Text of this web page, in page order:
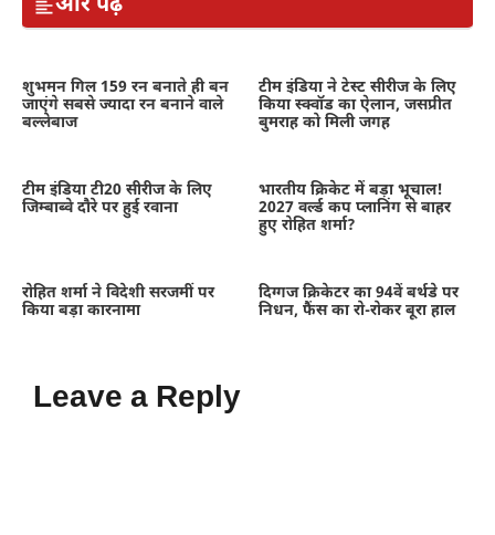
शुभमन गिल 159 रन बनाते ही बन
जाएंगे सबसे ज्यादा रन बनाने वाले
बल्लेबाज
टीम इंडिया ने टेस्ट सीरीज के लिए
किया स्क्वॉड का ऐलान, जसप्रीत
बुमराह को मिली जगह
टीम इंडिया टी20 सीरीज के लिए
जिम्बाब्वे दौरे पर हुई रवाना
भारतीय क्रिकेट में बड़ा भूचाल!
2027 वर्ल्ड कप प्लानिंग से बाहर
हुए रोहित शर्मा?
रोहित शर्मा ने विदेशी सरजमीं पर
किया बड़ा कारनामा
दिग्गज क्रिकेटर का 94वें बर्थडे पर
निधन, फैंस का रो-रोकर बूरा हाल
Leave a Reply